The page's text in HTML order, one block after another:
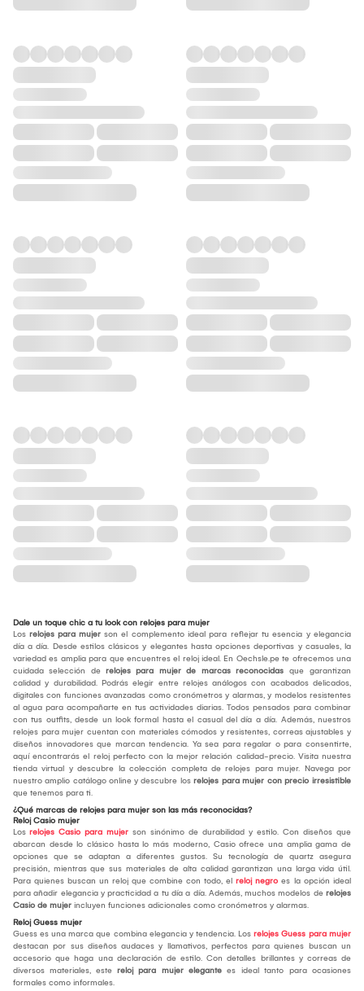
Dale un toque chic a tu look con relojes para mujer
Los relojes para mujer son el complemento ideal para reflejar tu esencia y elegancia
día a día. Desde estilos clásicos y elegantes hasta opciones deportivas y casuales, la
variedad es amplia para que encuentres el reloj ideal. En Oechsle.pe te ofrecemos una
cuidada selección de relojes para mujer de marcas reconocidas que garantizan
calidad y durabilidad. Podrás elegir entre relojes análogos con acabados delicados,
digitales con funciones avanzadas como cronómetros y alarmas, y modelos resistentes
al agua para acompañarte en tus actividades diarias. Todos pensados para combinar
con tus outfits, desde un look formal hasta el casual del día a día. Además, nuestros
relojes para mujer cuentan con materiales cómodos y resistentes, correas ajustables y
diseños innovadores que marcan tendencia. Ya sea para regalar o para consentirte,
aquí encontrarás el reloj perfecto con la mejor relación calidad-precio. Visita nuestra
tienda virtual y descubre la colección completa de relojes para mujer. Navega por
nuestro amplio catálogo online y descubre los relojes para mujer con precio irresistible
que tenemos para ti.
¿Qué marcas de relojes para mujer son las más reconocidas?
Reloj Casio mujer
Los relojes Casio para mujer son sinónimo de durabilidad y estilo. Con diseños que
abarcan desde lo clásico hasta lo más moderno, Casio ofrece una amplia gama de
opciones que se adaptan a diferentes gustos. Su tecnología de quartz asegura
precisión, mientras que sus materiales de alta calidad garantizan una larga vida útil.
Para quienes buscan un reloj que combine con todo, el reloj negro es la opción ideal
para añadir elegancia y practicidad a tu día a día. Además, muchos modelos de relojes
Casio de mujer incluyen funciones adicionales como cronómetros y alarmas.
Reloj Guess mujer
Guess es una marca que combina elegancia y tendencia. Los relojes Guess para mujer
destacan por sus diseños audaces y llamativos, perfectos para quienes buscan un
accesorio que haga una declaración de estilo. Con detalles brillantes y correas de
diversos materiales, este reloj para mujer elegante es ideal tanto para ocasiones
formales como informales.